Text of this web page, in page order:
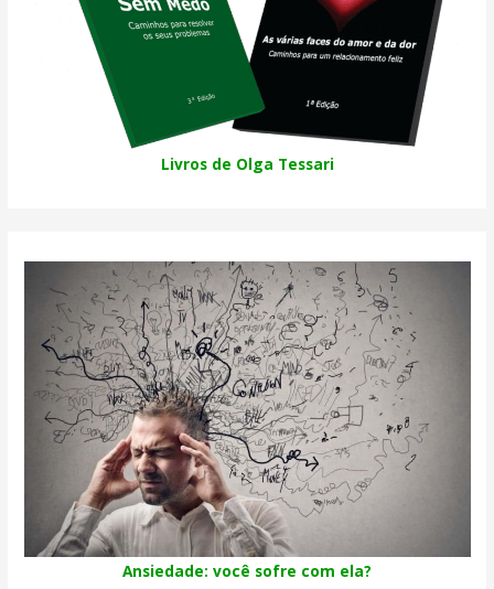
Livros de Olga Tessari
Ansiedade: você sofre com ela?